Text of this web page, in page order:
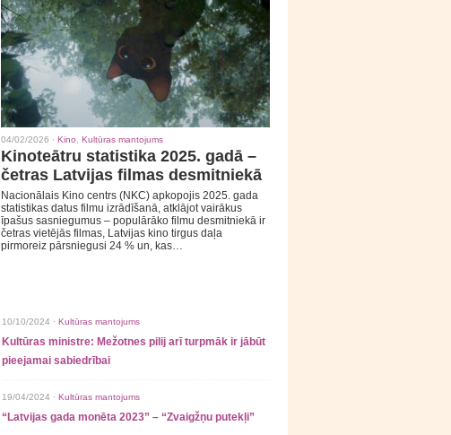
04/02/2026 · Kino Kultūras mantojums
Kinoteātru statistika 2025. gadā –
četras Latvijas filmas desmitniekā
Nacionālais Kino centrs (NKC) apkopojis 2025. gada
statistikas datus filmu izrādīšanā, atklājot vairākus
īpašus sasniegumus – populārāko filmu desmitniekā ir
četras vietējās filmas, Latvijas kino tirgus daļa
pirmoreiz pārsniegusi 24 % un, kas…
10/10/2024 · Kultūras mantojums
Kultūras ministre: Mežotnes pilij arī turpmāk ir jābūt
pieejamai sabiedrībai
19/04/2024 · Kultūras mantojums
“Latvijas gada monēta 2023” – “Zvaigžņu putekļi”